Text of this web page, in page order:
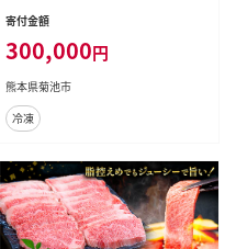
トーブリアン カイノミ 合同会社たべ
たせいか《30日以内に出荷予定(土
日祝除く)》熊本県 菊池市 肉 牛肉 お
肉 あか牛 ステーキ 希少部位 詰め合
わせ 食べ比べ 熊本県産 冷凍 送料
無料---069-1231---
寄付金額
300,000円
熊本県菊池市
冷凍